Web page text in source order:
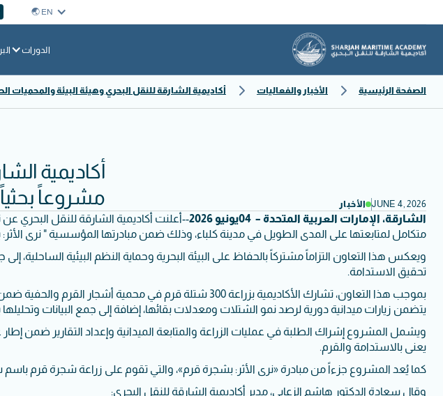
EN 🌏︎
الدورات
الصفحة الرئيسية الأخبار والفعاليات أكاديمية الشارقة للنقل البحري وهيئة البيئة والمحميات
JUNE 4, 2026 الأخبار
أكاديمية
مشروعاً بحثياً
الشارقة، الإمارات العربية المتحدة – 04يونيو 2026
--أعلنت أكاديمية الشارقة للنقل البحري
متكامل لمتابعتها على المدى الطويل في مدينة كلباء، وذلك ضمن مبادرتها المؤسسية " نرى
ويعكس هذا التعاون التزاماً مشتركاً بالحفاظ على البيئة البحرية وحماية النظم البيئية
تحقيق الاستدامة.
بموجب هذا التعاون، تشارك الأكاديمية بزراعة 300 شتلة قرم
يتضمن زيارات ميدانية دورية لرصد نمو الشتلات ومعدلات بقائها، إضافة إلى جمع البيانات
ويشمل المشروع إشراك الطلبة في عمليات الزراعة والمتابعة الميدانية وإعداد التقارير ضمن
يعنى بالاستدامة والقرم.
كما يُعد المشروع جزءاً من مبادرة «نرى الأثر: بشجرة قرم»، والتي تقوم على زراعة شجرة قرم باسم
وقال سعادة الدكتور هاشم الزعابي، مدير أكاديمية الشارقة للنقل البحري: